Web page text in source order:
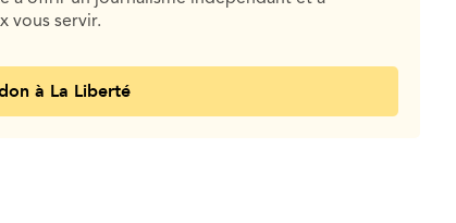
vous servir.
à La Liberté